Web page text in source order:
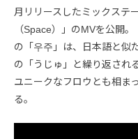
月リリースしたミックステ
（Space）」のMVを公開
の「우주」は、日本語と似
の「うじゅ」と繰り返され
ユニークなフロウとも相ま
る。